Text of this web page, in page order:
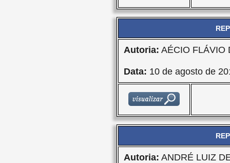
Autoria: AÉCIO FLÁVIO
Data: 10 de agosto de
Autoria: ANDRÉ LUIZ